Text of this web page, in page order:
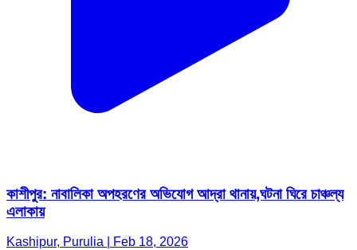
কাশীপুর: নাবালিকা অপহরণের অভিযোগ আদ্রা থানায়,ঘটনা ঘিরে চাঞ্চল্য
এলাকায়
Kashipur, Purulia | Feb 18, 2026